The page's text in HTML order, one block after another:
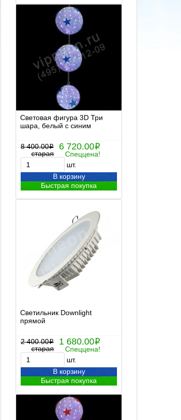
Световая фигура 3D Три
шара, белый с синим
8 400.00i
старая
6 720.00i
Спеццена!
шт.
В корзину
Быстрая покупка
Светильник Downlight
прямой
2 400.00i
старая
1 680.00i
Спеццена!
шт.
В корзину
Быстрая покупка